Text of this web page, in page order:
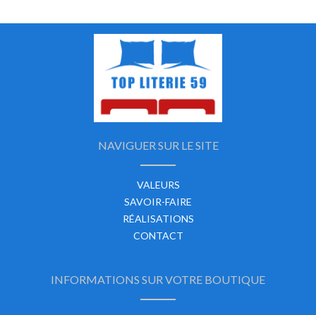
NAVIGUER SUR LE SITE
VALEURS
SAVOIR-FAIRE
RÉALISATIONS
CONTACT
INFORMATIONS SUR VOTRE BOUTIQUE